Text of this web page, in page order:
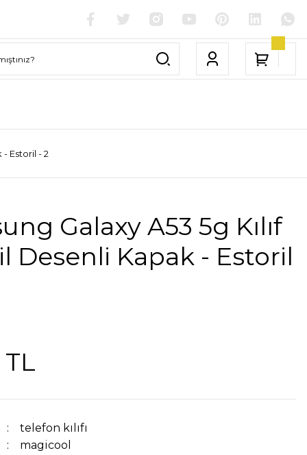
- Estoril - 2
Galaxy A53 5g Kılıf
Desenli Kapak - Estoril
telefon kılıfı
magicool